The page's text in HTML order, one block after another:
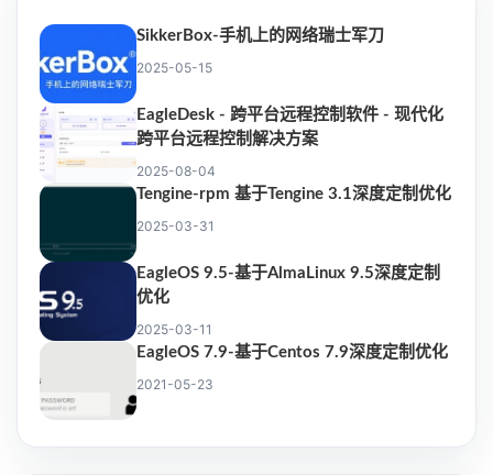
SikkerBox-手机上的网络瑞士军刀
2025-05-15
EagleDesk - 跨平台远程控制软件 - 现代化
跨平台远程控制解决方案
2025-08-04
Tengine-rpm 基于Tengine 3.1深度定制优化
2025-03-31
EagleOS 9.5-基于AlmaLinux 9.5深度定制
优化
2025-03-11
EagleOS 7.9-基于Centos 7.9深度定制优化
2021-05-23